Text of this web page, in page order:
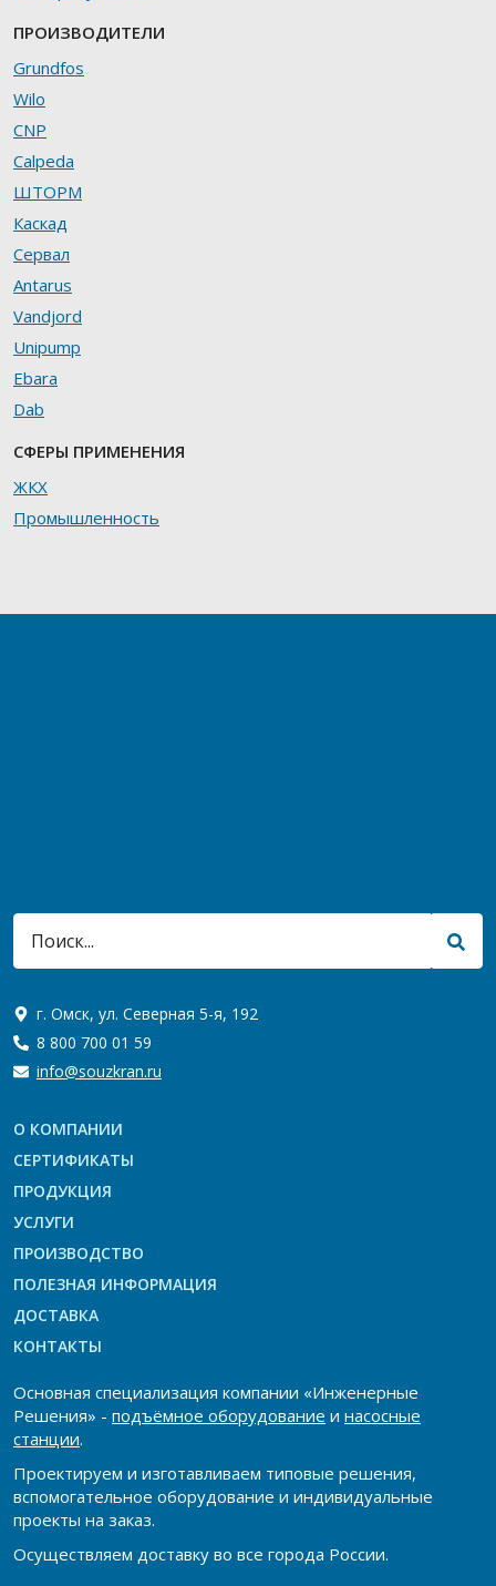
ПРОИЗВОДИТЕЛИ
Grundfos
Wilo
CNP
Calpeda
ШТОРМ
Каскад
Сервал
Antarus
Vandjord
Unipump
Ebara
Dab
СФЕРЫ ПРИМЕНЕНИЯ
ЖКХ
Промышленность
г. Омск, ул. Северная 5-я, 192
8 800 700 01 59
info@souzkran.ru
О КОМПАНИИ
СЕРТИФИКАТЫ
ПРОДУКЦИЯ
УСЛУГИ
ПРОИЗВОДСТВО
ПОЛЕЗНАЯ ИНФОРМАЦИЯ
ДОСТАВКА
КОНТАКТЫ
Основная специализация компании «Инженерные
Решения» - подъёмное оборудование и насосные
станции.
Проектируем и изготавливаем типовые решения,
вспомогательное оборудование и индивидуальные
проекты на заказ.
Осуществляем доставку во все города России.